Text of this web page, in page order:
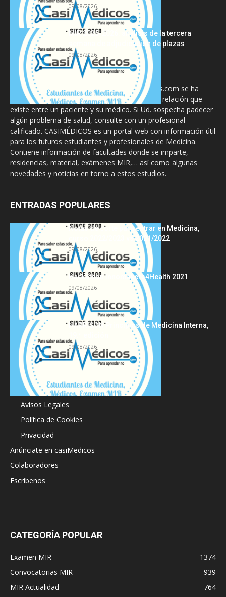
09/08/2026
MIR 2025-2026: análisis de la tercera
semana de adjudicación de plazas
09/08/2026
La información proporcionada en CasiMedicos.com se ha
diseñado para complementar, no substituir, la relación que
existe entre un paciente y su médico. Si Ud. sospecha padecer
algún problema de salud, consulte con un profesional
calificado. CASIMÉDICOS es un portal web con información útil
para los futuros estudiantes y profesionales de Medicina.
Contiene información de facultades donde se imparte,
residencias, material, exámenes MIR,… así como algunas
novedades y noticias en torno a estos estudios.
ENTRADAS POPULARES
Notas de corte para entrar en Medicina,
curso 2022/2023 vs 2021/2022
09/08/2026
Hackathon Innomakers4Health 2021
09/08/2026
HARRISON Principios de Medicina Interna,
09/08/2026
Acerca de
Avisos Legales
Política de Cookies
Privacidad
Anúnciate en casiMedicos
Colaboradores
Escríbenos
CATEGORÍA POPULAR
Examen MIR
1374
Convocatorias MIR
939
MIR Actualidad
764